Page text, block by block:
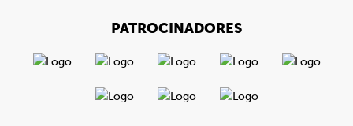
PATROCINADORES